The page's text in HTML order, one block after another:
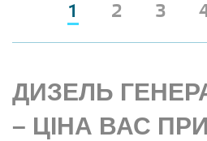
1 2 3
ДИЗЕЛЬ
– ЦІНА ВАС